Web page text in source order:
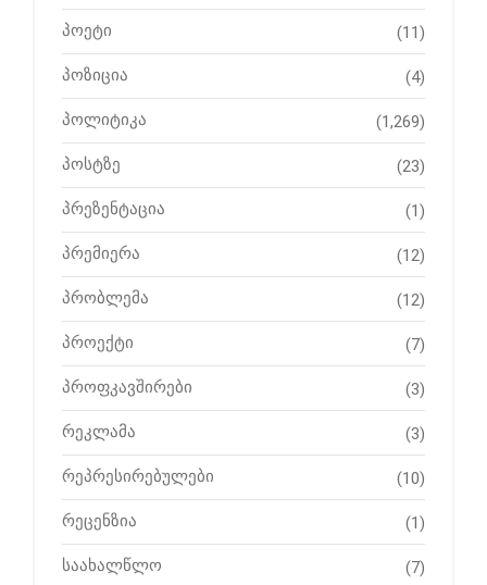
პოეტი (11)
პოზიცია (4)
პოლიტიკა (1,269)
პოსტზე (23)
პრეზენტაცია (1)
პრემიერა (12)
პრობლემა (12)
პროექტი (7)
პროფკავშირები (3)
რეკლამა (3)
რეპრესირებულები (10)
რეცენზია (1)
საახალწლო (7)